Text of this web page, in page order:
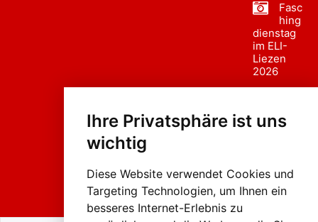
Ihre Privatsphäre ist uns
wichtig
Diese Website verwendet Cookies und
Targeting Technologien, um Ihnen ein
besseres Internet-Erlebnis zu
Fasc
hing
dienstag
im ELI-
Liezen
2026
sumzug
Liezen